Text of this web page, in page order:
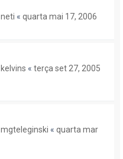
neti « quarta mai 17, 2006
kelvins « terça set 27, 2005
mgteleginski « quarta mar